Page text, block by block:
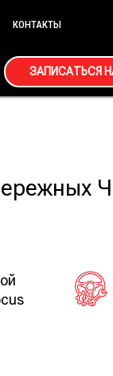
КОНТАКТЫ
ЗАПИСАТЬСЯ